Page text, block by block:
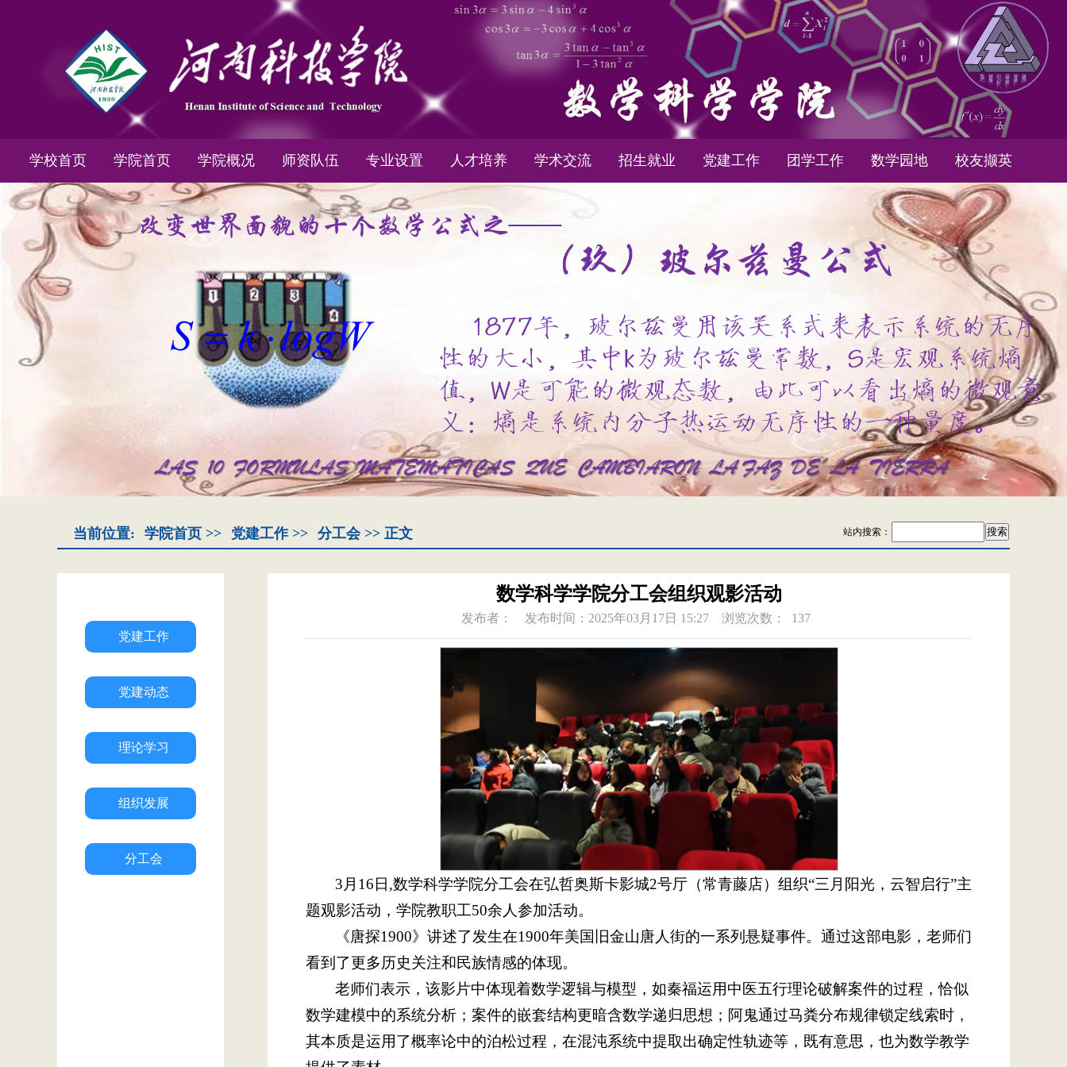
学校首页 学院首页 学院概况 师资队伍 专业设置 人才培养 学术交流 招生就业 党建工作 团学工作 数学园地 校友撷英
当前位置: 学院首页 >> 党建工作>> 分工会>> 正文 站内搜索：
党建工作
党建动态
理论学习
组织发展
分工会
数学科学学院分工会组织观影活动
发布者： 发布时间：2025年03月17日 15:27 浏览次数： 137
3月16日,数学科学学院分工会在弘哲奥斯卡影城2号厅（常青藤店）组织“三月阳光，云智启行”主
题观影活动，学院教职工50余人参加活动。
《唐探1900》讲述了发生在1900年美国旧金山唐人街的一系列悬疑事件。通过这部电影，老师们
看到了更多历史关注和民族情感的体现。
老师们表示，该影片中体现着数学逻辑与模型，如秦福运用中医五行理论破解案件的过程，恰似
数学建模中的系统分析；案件的嵌套结构更暗含数学递归思想；阿鬼通过马粪分布规律锁定线索时，
其本质是运用了概率论中的泊松过程，在混沌系统中提取出确定性轨迹等，既有意思，也为数学教学